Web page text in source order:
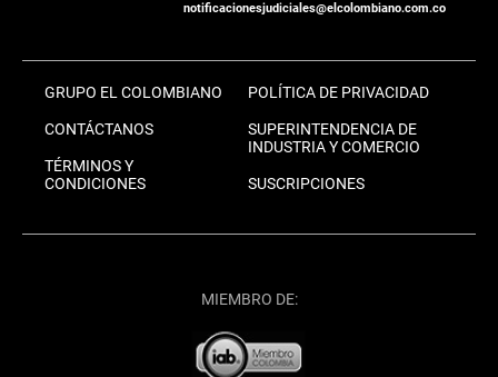
notificacionesjudiciales@elcolombiano.com.co
GRUPO EL COLOMBIANO
CONTÁCTANOS
TÉRMINOS Y
CONDICIONES
POLÍTICA DE PRIVACIDAD
SUPERINTENDENCIA DE
INDUSTRIA Y COMERCIO
SUSCRIPCIONES
MIEMBRO DE: